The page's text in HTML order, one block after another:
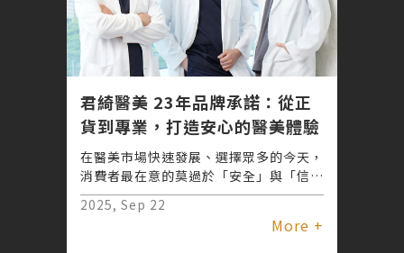
君綺醫美 23年品牌承諾：從正
貨到專業，打造安心的醫美體驗
在醫美市場快速發展、選擇眾多的今天，
消費者最在意的莫過於「安全」與「信
賴」。療程效果或許能在短時間看見，但
唯有品質與用心，才能經得起時間的考
驗。創立至今邁入第23年的君綺醫美，
2025, Sep 22
More +